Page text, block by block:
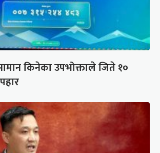
किनेका उपभोक्ताले जिते १०